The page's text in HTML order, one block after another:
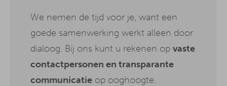
We nemen de tijd voor je, want een
goede samenwerking werkt alleen door
dialoog. Bij ons kunt u rekenen op vaste
contactpersonen en transparante
communicatie op ooghoogte.